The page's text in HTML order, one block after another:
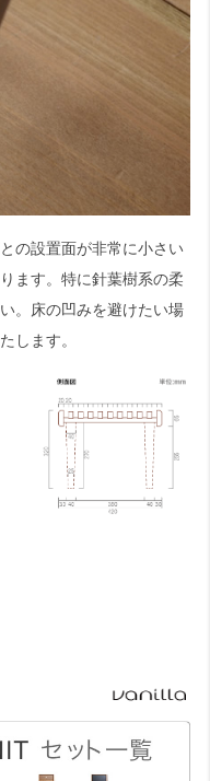
の設置面が非常に小さい
ます。特に針葉樹系の柔
。床の凹みを避けたい場
します。